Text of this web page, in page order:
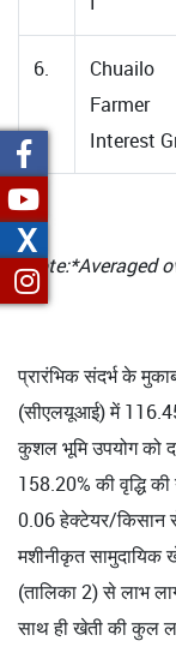
6.
Chuailo
Farmer
Interest
(Note:*Averaged
प्रारंभिक संदर्भ के
(सीएलयूआई) में
कुशल भूमि उपयोग को
158.20% की वृद्धि
0.06 हेक्टेयर/किसान
मशीनीकृत सामुदायिक
(तालिका 2) से लाभ
साथ ही खेती की कुल
X